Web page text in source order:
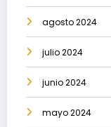
agosto 2024
julio 2024
junio 2024
mayo 2024